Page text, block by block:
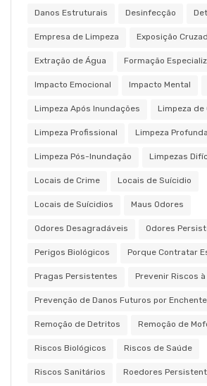
Danos Estruturais Desinfecção
Empresa de Limpeza Exposição
Extração de Água Formação
Impacto Emocional Impacto Mental
Limpeza Após Inundações Limpeza de
Limpeza Profissional Limpeza Profunda
Limpeza Pós-Inundação Limpezas
Locais de Crime Locais de Suícidio
Locais de Suícidios Maus Odores
Odores Desagradáveis Odores
Perigos Biológicos Porque Contratar
Pragas Persistentes Prevenir Riscos
Prevenção de Danos Futuros por
Remoção de Detritos Remoção de
Riscos Biológicos Riscos de Saúde
Riscos Sanitários Roedores